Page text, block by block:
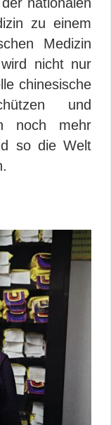
zu einem
Medizin
nicht nur
chinesische
und
noch mehr
so die Welt